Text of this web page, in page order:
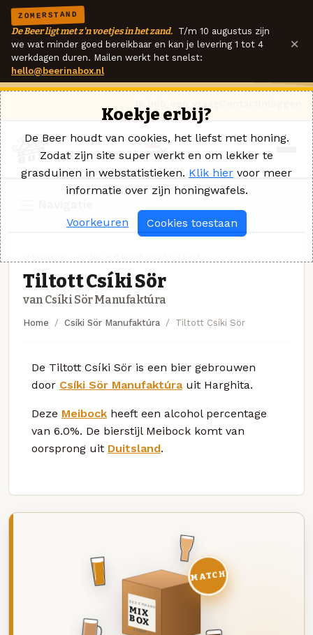
ZOMERSTAND
De Beer ligt met z'n voetjes in het zand. T/m 10 augustus zijn
we wat minder goed bereikbaar en kan je levering 1 tot 4
werkdagen duren. Mailen werkt het snelst:
hello@beerinabox.nl
×
Tiltott Csíki Sör
van Csíki Sör Manufaktúra
Home Csíki Sör Manufaktúra Tiltott Csíki Sör
De Tiltott Csíki Sör is een bier gebrouwen
door Csíki Sör Manufaktúrauit Harghita.
Deze Meibock heeft een alcohol percentage
van 6.0%. De bierstijl Meibock komt van
oorsprong uit Duitsland.
DEZE MAAND
MIX
BOX
8 BIEREN
MATCH
Koekje erbij?
De Beer houdt van cookies, het liefst met honing.
Zodat zijn site super werkt en om lekker te
grasduinen in webstatistieken. Klik hier voor meer
informatie over zijn honingwafels.
Voorkeuren Cookies toestaan